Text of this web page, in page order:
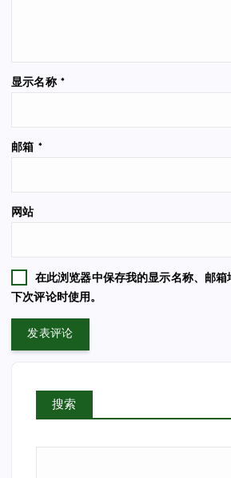
显示名称 *
邮箱 *
网站
在此浏览器中保存我的显示名称、邮
下次评论时使用。
搜索